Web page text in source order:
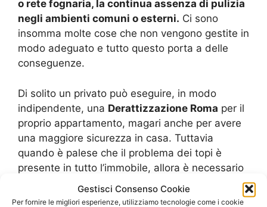
Gestisci Consenso Cookie
Per fornire le migliori esperienze, utilizziamo tecnologie come i cookie
o rete fognaria, la continua assenza di pulizia
negli ambienti comuni o esterni. Ci sono
insomma molte cose che non vengono gestite in
modo adeguato e tutto questo porta a delle
conseguenze.
Di solito un privato può eseguire, in modo
indipendente, una Derattizzazione Roma per il
proprio appartamento, magari anche per avere
una maggiore sicurezza in casa. Tuttavia
quando è palese che il problema dei topi è
presente in tutto l’immobile, allora è necessario
che sia l’amministratore che provveda a questo
intervento.